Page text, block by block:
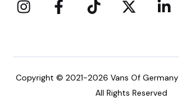
Copyright © 2021-2026 Vans Of Germany
All Rights Reserved